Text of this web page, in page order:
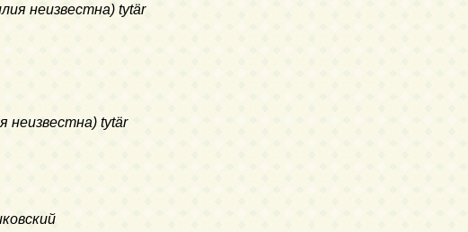
неизвестна) tytär
неизвестна) tytär